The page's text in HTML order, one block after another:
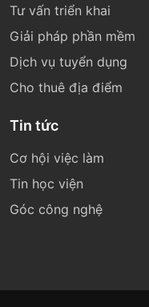
Tư vấn triển khai
Giải pháp phần mềm
Dịch vụ tuyển dụng
Cho thuê địa điểm
Tin tức
Cơ hội việc làm
Tin học viện
Góc công nghệ